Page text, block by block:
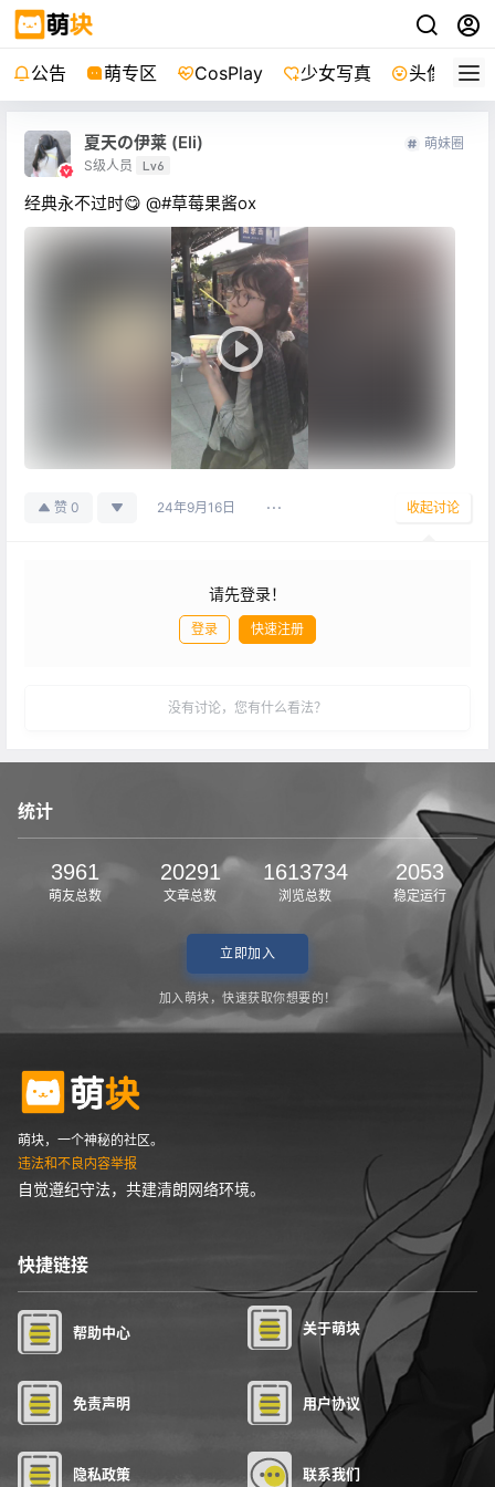
公告 萌专区 CosPlay 少女写真 头像
夏天の伊莱 (Eli)
S级人员 Lv6
萌妹圈
经典永不过时😋 @#草莓果酱ox
赞 0 24年9月16日 收起讨论
请先登录！
登录 快速注册
没有讨论，您有什么看法？
统计
3961
萌友总数
20291
文章总数
1613734
浏览总数
2053
稳定运行
立即加入
加入萌块，快速获取你想要的！
萌块，一个神秘的社区。
违法和不良内容举报
自觉遵纪守法，共建清朗网络环境。
快捷链接
帮助中心 关于萌块
免责声明 用户协议
隐私政策 联系我们